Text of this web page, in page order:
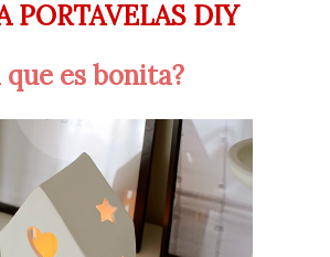
PORTAVELAS DIY
que es bonita?